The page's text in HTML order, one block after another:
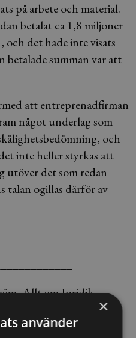
på arbete och material.
betalat ca 1,8 miljoner
det hade inte visats
betalade summan var att
att entreprenadfirman
något underlag som
och
inte heller styrkas att
det som redan
talan ogillas därför av
Allt om Juridik
×
använder